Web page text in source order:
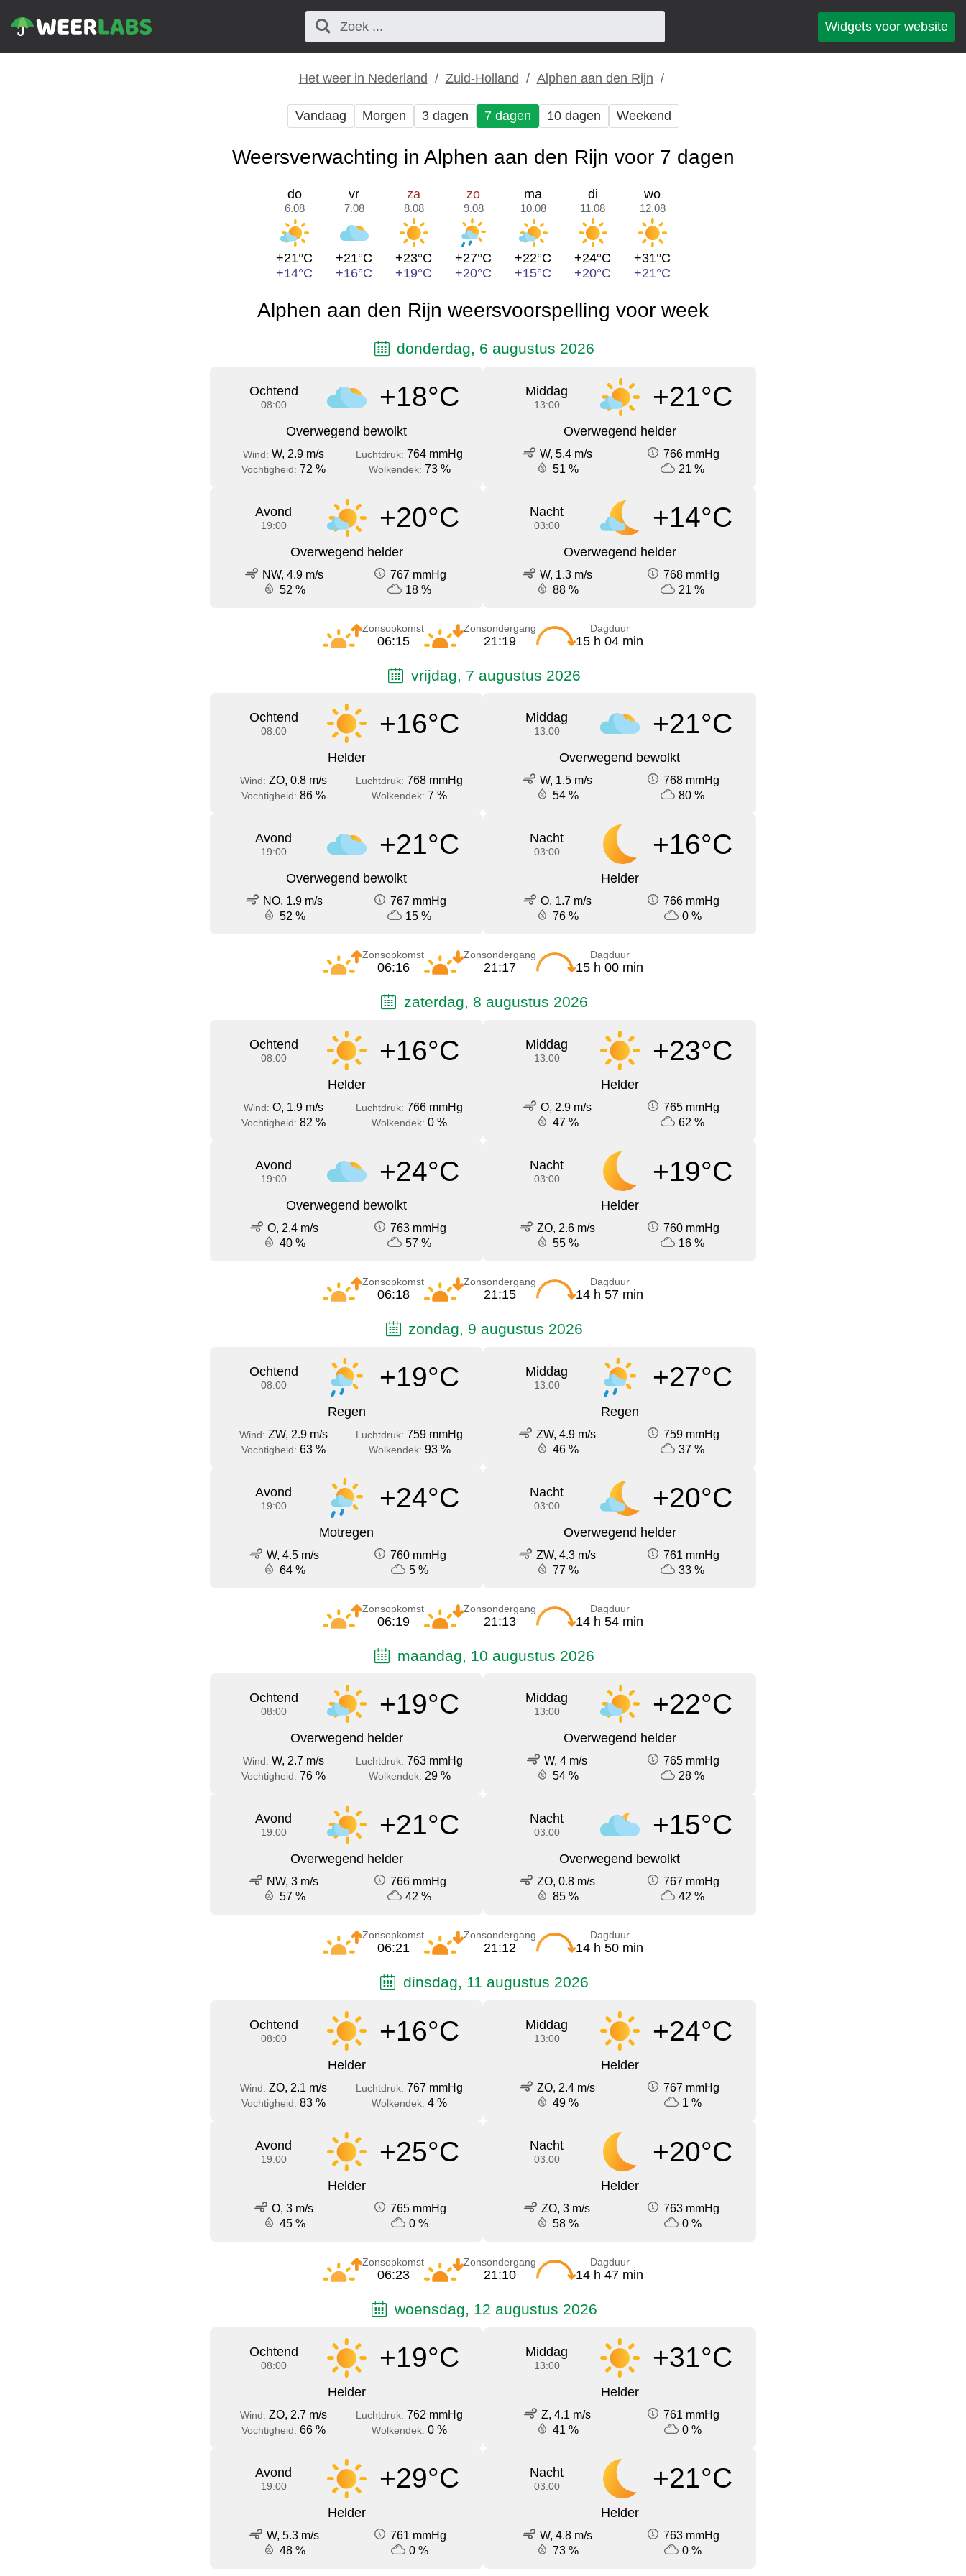
Widgets voor website
Het weer in Nederland Zuid-Holland Alphen aan den Rijn
Vandaag Morgen 3 dagen 7 dagen 10 dagen Weekend
Weersverwachting in Alphen aan den Rijn voor 7 dagen
do
6.08
+21°C
+14°C
vr
7.08
+21°C
+16°C
za
8.08
+23°C
+19°C
zo
9.08
+27°C
+20°C
ma
10.08
+22°C
+15°C
di
11.08
+24°C
+20°C
wo
12.08
+31°C
+21°C
Alphen aan den Rijn weersvoorspelling voor week
donderdag, 6 augustus 2026
Ochtend
08:00 +18°C
Overwegend bewolkt
Wind: W, 2.9 m/s Luchtdruk: 764 mmHg
Vochtigheid: 72 % Wolkendek: 73 %
Middag
13:00 +21°C
Overwegend helder
W, 5.4 m/s
766 mmHg
51 %
21 %
Avond
19:00 +20°C
Overwegend helder
NW, 4.9 m/s
767 mmHg
52 %
18 %
Nacht
03:00 +14°C
Overwegend helder
W, 1.3 m/s
768 mmHg
88 %
21 %
Zonsopkomst
06:15
Zonsondergang
21:19
Dagduur
15 h 04 min
vrijdag, 7 augustus 2026
Ochtend
08:00 +16°C
Helder
Wind: ZO, 0.8 m/s Luchtdruk: 768 mmHg
Vochtigheid: 86 % Wolkendek: 7 %
Middag
13:00 +21°C
Overwegend bewolkt
W, 1.5 m/s
768 mmHg
54 %
80 %
Avond
19:00 +21°C
Overwegend bewolkt
NO, 1.9 m/s
767 mmHg
52 %
15 %
Nacht
03:00 +16°C
Helder
O, 1.7 m/s
766 mmHg
76 %
0 %
Zonsopkomst
06:16
Zonsondergang
21:17
Dagduur
15 h 00 min
zaterdag, 8 augustus 2026
Ochtend
08:00 +16°C
Helder
Wind: O, 1.9 m/s Luchtdruk: 766 mmHg
Vochtigheid: 82 % Wolkendek: 0 %
Middag
13:00 +23°C
Helder
O, 2.9 m/s
765 mmHg
47 %
62 %
Avond
19:00 +24°C
Overwegend bewolkt
O, 2.4 m/s
763 mmHg
40 %
57 %
Nacht
03:00 +19°C
Helder
ZO, 2.6 m/s
760 mmHg
55 %
16 %
Zonsopkomst
06:18
Zonsondergang
21:15
Dagduur
14 h 57 min
zondag, 9 augustus 2026
Ochtend
08:00 +19°C
Regen
Wind: ZW, 2.9 m/s Luchtdruk: 759 mmHg
Vochtigheid: 63 % Wolkendek: 93 %
Middag
13:00 +27°C
Regen
ZW, 4.9 m/s
759 mmHg
46 %
37 %
Avond
19:00 +24°C
Motregen
W, 4.5 m/s
760 mmHg
64 %
5 %
Nacht
03:00 +20°C
Overwegend helder
ZW, 4.3 m/s
761 mmHg
77 %
33 %
Zonsopkomst
06:19
Zonsondergang
21:13
Dagduur
14 h 54 min
maandag, 10 augustus 2026
Ochtend
08:00 +19°C
Overwegend helder
Wind: W, 2.7 m/s Luchtdruk: 763 mmHg
Vochtigheid: 76 % Wolkendek: 29 %
Middag
13:00 +22°C
Overwegend helder
W, 4 m/s
765 mmHg
54 %
28 %
Avond
19:00 +21°C
Overwegend helder
NW, 3 m/s
766 mmHg
57 %
42 %
Nacht
03:00 +15°C
Overwegend bewolkt
ZO, 0.8 m/s
767 mmHg
85 %
42 %
Zonsopkomst
06:21
Zonsondergang
21:12
Dagduur
14 h 50 min
dinsdag, 11 augustus 2026
Ochtend
08:00 +16°C
Helder
Wind: ZO, 2.1 m/s Luchtdruk: 767 mmHg
Vochtigheid: 83 % Wolkendek: 4 %
Middag
13:00 +24°C
Helder
ZO, 2.4 m/s
767 mmHg
49 %
1 %
Avond
19:00 +25°C
Helder
O, 3 m/s
765 mmHg
45 %
0 %
Nacht
03:00 +20°C
Helder
ZO, 3 m/s
763 mmHg
58 %
0 %
Zonsopkomst
06:23
Zonsondergang
21:10
Dagduur
14 h 47 min
woensdag, 12 augustus 2026
Ochtend
08:00 +19°C
Helder
Wind: ZO, 2.7 m/s Luchtdruk: 762 mmHg
Vochtigheid: 66 % Wolkendek: 0 %
Middag
13:00 +31°C
Helder
Z, 4.1 m/s
761 mmHg
41 %
0 %
Avond
19:00 +29°C
Helder
W, 5.3 m/s
761 mmHg
48 %
0 %
Nacht
03:00 +21°C
Helder
W, 4.8 m/s
763 mmHg
73 %
0 %